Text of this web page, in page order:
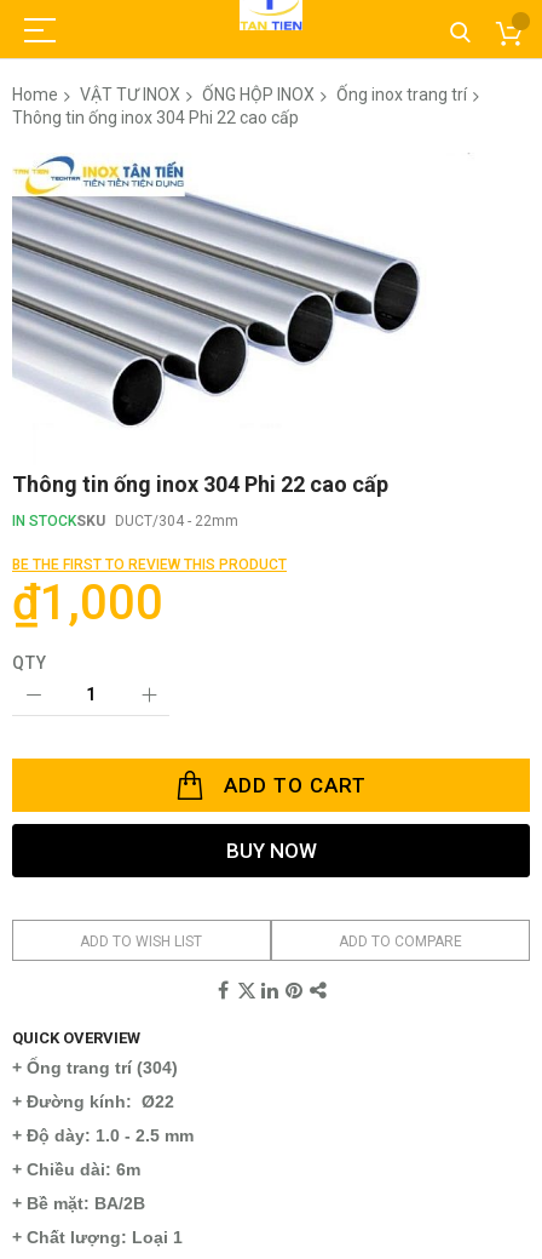
Home VẬT TƯ INOX ỐNG HỘP INOX
Ống inox trang trí
Thông tin ống inox 304 Phi 22 cao cấp
Skip
to
the
end
of
the
images
gallery
Skip
the
of
the
images
gallery
Thông tin ống inox 304 Phi 22 cao cấp
IN STOCKSKU DUCT/304 - 22mm
BE THE FIRST TO REVIEW THIS PRODUCT
₫1,000
QTY
ADD TO CART
BUY NOW
ADD TO WISH LIST ADD TO COMPARE
QUICK OVERVIEW
+ Ống trang trí (304)
+ Đường kính: Ø22
+ Độ dày: 1.0 - 2.5 mm
+ Chiều dài: 6m
+ Bề mặt: BA/2B
+ Chất lượng: Loại 1